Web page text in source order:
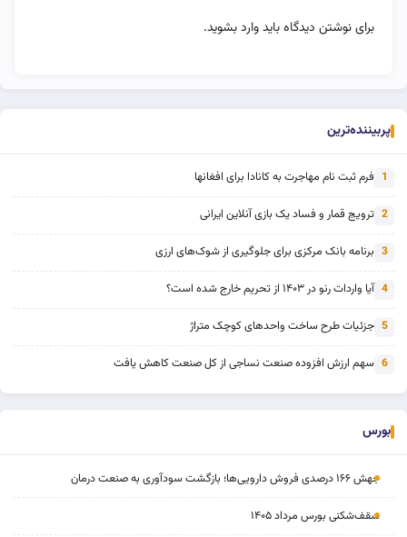
برای نوشتن دیدگاه بایدوارد بشوید.
پربیننده‌ترین
1 فرم ثبت نام مهاجرت به کانادا برای افغانها
2 ترویج قمار و فساد یک بازی آنلاین ایرانی
3 برنامه بانک مرکزی برای جلوگیری از شوک‌های ارزی
4 آیا واردات رنو در ۱۴۰۳ از تحریم خارج شده است؟
5 جزئیات طرح ساخت واحدهای کوچک متراژ
6 سهم ارزش افزوده صنعت نساجی از کل صنعت کاهش یافت
بورس
جهش ۱۶۶ درصدی فروش دارویی‌ها؛ بازگشت سودآوری به صنعت درمان
سقف‌شکنی بورس مرداد ۱۴۰۵